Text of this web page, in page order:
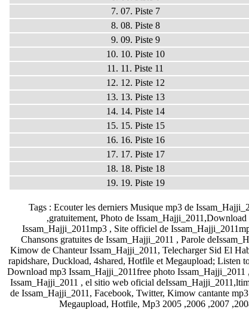
7. 07. Piste 7
8. 08. Piste 8
9. 09. Piste 9
10. 10. Piste 10
11. 11. Piste 11
12. 12. Piste 12
13. 13. Piste 13
14. 14. Piste 14
15. 15. Piste 15
16. 16. Piste 16
17. 17. Piste 17
18. 18. Piste 18
19. 19. Piste 19
Tags : Ecouter les derniers Musique mp3 de
,gratuitement, Photo de
Issam_Hajji_2011mp3 , Site officiel de
Chansons gratuites de Issam_Hajji_2011 , Parole
Kimow de ChanteurIssam_Hajji_2011 , Telecharger Sid El
rapidshare, Duckload, 4shared, Hotfile et Megaupload; Listen
Download mp3 Issam_Hajji_2011free photo Issam_Hajji_2011
Issam_Hajji_2011 , el sitio web oficial de
de Issam_Hajji_2011, Facebook, Twitter, Kimow cantante
Megaupload, Hotfile, Mp3 2005 ,2006 ,2007